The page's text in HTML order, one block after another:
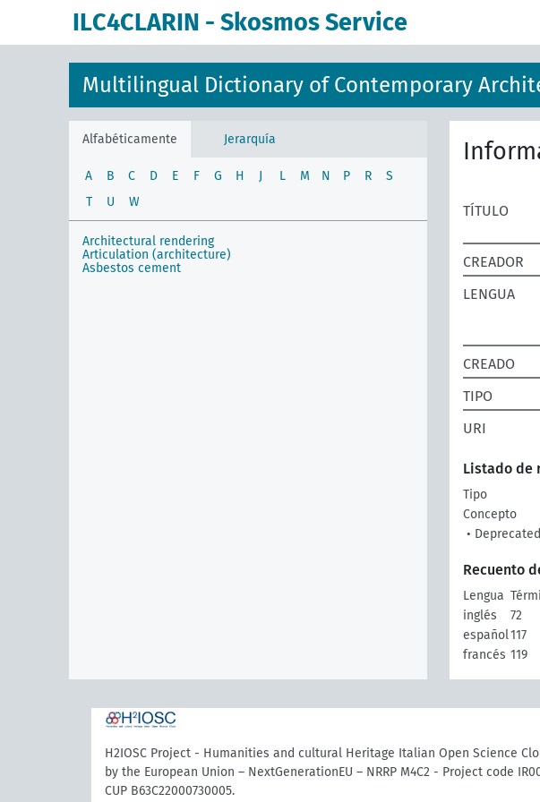
ILC4CLARIN - Skosmos Service
Multilingual Dictionary of Contemporary
Alfabéticamente Jerarquía
A B C D E F G H J L M N P R
S
T
U W
Architectural rendering
Articulation (architecture)
Asbestos cement
TÍTULO
CREADOR
LENGUA
CREADO
TIPO
URI
Listado de
Tipo
Concepto
•
Recuento
Lengua
inglés
72
español117
francés 119
H2IOSC Project - Humanities and cultural Heritage Italian Open Science
by the European Union – NextGenerationEU – NRRP M4C2 - Project code
CUP B63C22000730005.